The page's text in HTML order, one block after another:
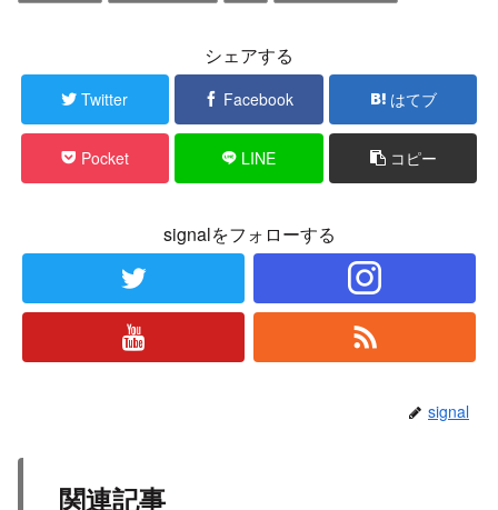
シェアする
Twitter Facebook はてブ
Pocket LINE コピー
signalをフォローする
signal
関連記事